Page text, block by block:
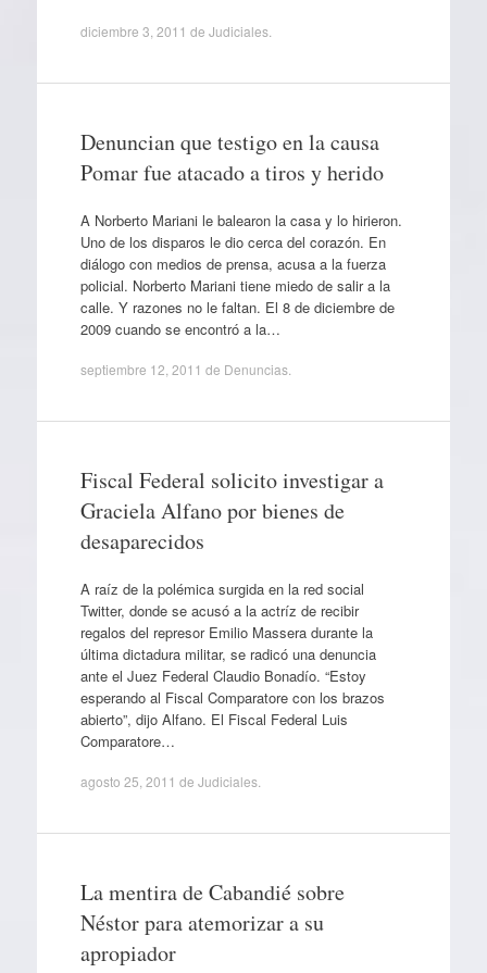
diciembre 3, 2011 de Judiciales.
Denuncian que testigo en la causa
Pomar fue atacado a tiros y herido
A Norberto Mariani le balearon la casa y lo hirieron.
Uno de los disparos le dio cerca del corazón. En
diálogo con medios de prensa, acusa a la fuerza
policial. Norberto Mariani tiene miedo de salir a la
calle. Y razones no le faltan. El 8 de diciembre de
2009 cuando se encontró a la…
septiembre 12, 2011 de Denuncias.
Fiscal Federal solicito investigar a
Graciela Alfano por bienes de
desaparecidos
A raíz de la polémica surgida en la red social
Twitter, donde se acusó a la actríz de recibir
regalos del represor Emilio Massera durante la
última dictadura militar, se radicó una denuncia
ante el Juez Federal Claudio Bonadío. “Estoy
esperando al Fiscal Comparatore con los brazos
abierto”, dijo Alfano. El Fiscal Federal Luis
Comparatore…
agosto 25, 2011 de Judiciales.
La mentira de Cabandié sobre
Néstor para atemorizar a su
apropiador